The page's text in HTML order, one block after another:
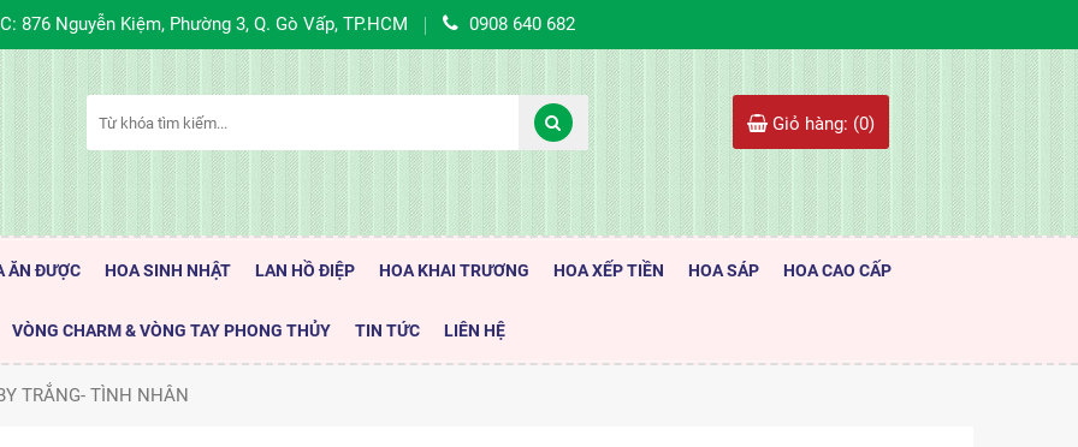
876 Nguyễn Kiệm, Phường 3, Q. Gò Vấp, TP.HCM 0908 640 682
Giỏ hàng: (0)
ĂN ĐƯỢC HOA SINH NHẬT LAN HỒ ĐIỆP HOA KHAI TRƯƠNG HOA XẾP TIỀN HOA SÁP HOA CAO CẤP
VÒNG CHARM & VÒNG TAY PHONG THỦY TIN TỨC LIÊN HỆ
TRẮNG- TÌNH NHÂN